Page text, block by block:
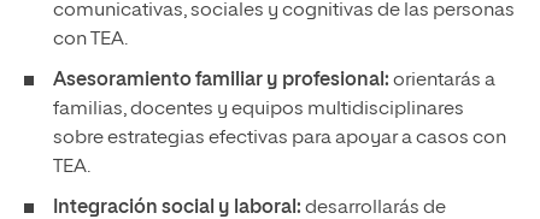
comunicativas, sociales y cognitivas de las personas
con TEA.
Asesoramiento familiar y profesional: orientarás a
familias, docentes y equipos multidisciplinares
sobre estrategias efectivas para apoyar a casos con
TEA.
Integración social y laboral: desarrollarás de